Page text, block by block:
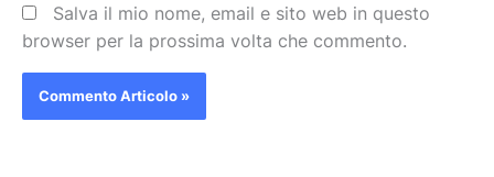
Salva il mio nome, email e sito web in questo
browser per la prossima volta che commento.